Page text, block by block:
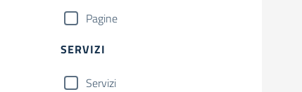
Pagine
SERVIZI
Servizi